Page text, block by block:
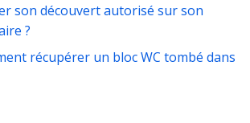
son découvert autorisé sur son
?
récupérer un bloc WC tombé dans